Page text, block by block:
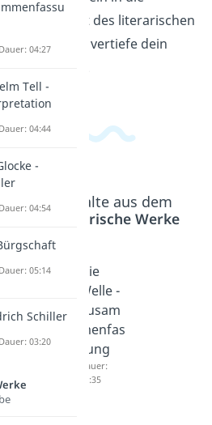
Welt des literarischen
und vertiefe dein
Beliebte Inhalte aus dem
Literarische Werke
- Krabat -
erisieru
Dauer:
Die
Welle -
Zusam
menfas
sung
Dauer:
04:35
04:27
Tell -
04:44
-
04:54
05:14
Schiller
03:20